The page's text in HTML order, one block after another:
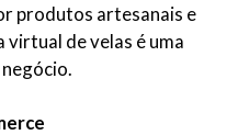
produtos artesanais e
de velas é uma